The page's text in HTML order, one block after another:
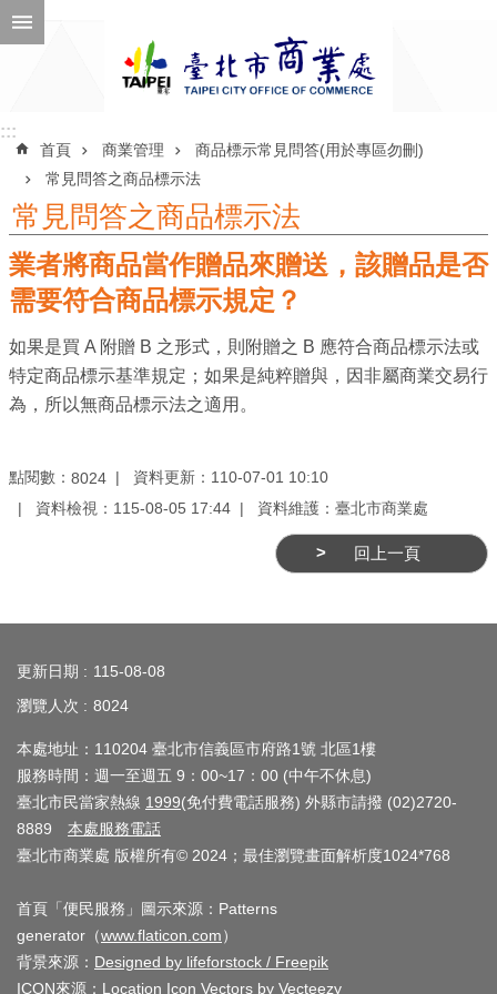
跳到主要內容區塊
公
告
訊
息
機
關
業
上
服
公
司
及
商
登
記
服
::::::
首頁 商業管理
商品標示常見問答(用於專區勿刪)
常見問答之商品標示法
常見問答之商品標示法
業者將商品當作贈品來贈送，該贈品是否
需要符合商品標示規定？
如果是買 A 附贈 B 之形式，則附贈之 B 應符合商品標示法或
特定商品標示基準規定；如果是純粹贈與，因非屬商業交易行
為，所以無商品標示法之適用。
點閱數： 8024
資料更新：110-07-01 10:10
資料檢視：115-08-05 17:44
資料維護：臺北市商業處
回上一頁
更新日期
115-08-08
瀏覽人次
8024
本處地址：110204 臺北市信義區市府路1號 北區1樓
服務時間：週一至週五 9：00~17：00 (中午不休息)
臺北市民當家熱線 1999(免付費電話服務) 外縣市請撥 (02)2720-
8889 本處服務電話
臺北市商業處 版權所有© 2024；最佳瀏覽畫面解析度1024*768
首頁「便民服務」圖示來源：Patterns
generator（www.flaticon.com）
背景來源： Designed by lifeforstock / Freepik
ICON來源： Location Icon Vectors by Vecteezy